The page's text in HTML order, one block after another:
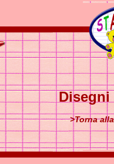
Disegni
>Torna